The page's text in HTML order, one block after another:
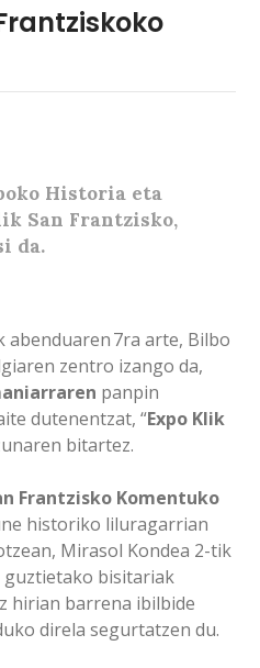
Historia eta
San Frantzisko,
da.
abenduaren 7ra arte, Bilbo
zentro izango da,
panpin
dutenentzat, “Expo Klik
bitartez.
Frantzisko Komentuko
historiko liluragarrian
Mirasol Kondea 2-tik
guztietako bisitariak
hirian barrena ibilbide
direla segurtatzen du.